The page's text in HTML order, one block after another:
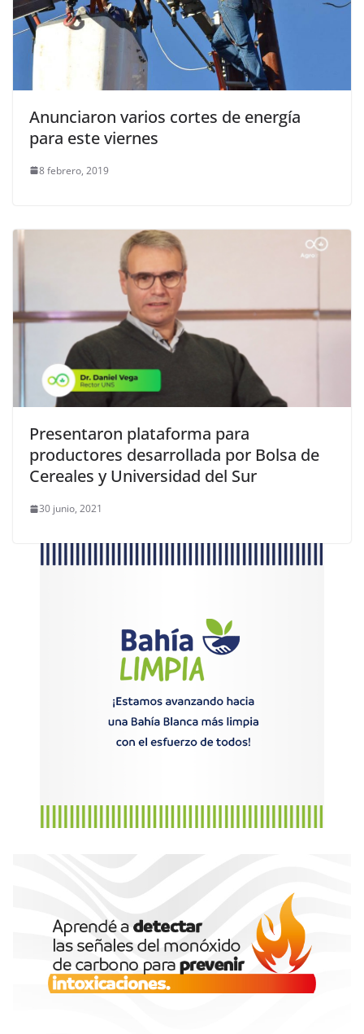
Anunciaron varios cortes de energía
para este viernes
8 febrero, 2019
Presentaron plataforma para
productores desarrollada por Bolsa de
Cereales y Universidad del Sur
30 junio, 2021